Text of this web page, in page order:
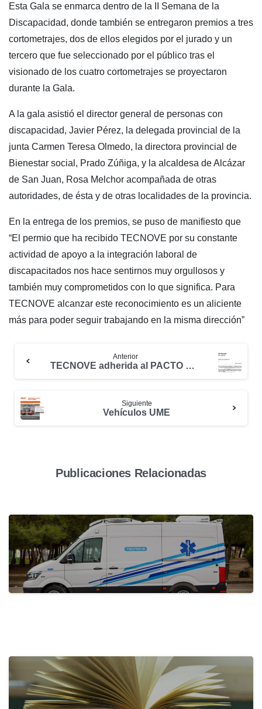
Esta Gala se enmarca dentro de la II Semana de la
Discapacidad, donde también se entregaron premios a tres
cortometrajes, dos de ellos elegidos por el jurado y un
tercero que fue seleccionado por el público tras el
visionado de los cuatro cortometrajes se proyectaron
durante la Gala.
A la gala asistió el director general de personas con
discapacidad, Javier Pérez, la delegada provincial de la
junta Carmen Teresa Olmedo, la directora provincial de
Bienestar social, Prado Zúñiga, y la alcaldesa de Alcázar
de San Juan, Rosa Melchor acompañada de otras
autoridades, de ésta y de otras localidades de la provincia.
En la entrega de los premios, se puso de manifiesto que
“El permio que ha recibido TECNOVE por su constante
actividad de apoyo a la integración laboral de
discapacitados nos hace sentirnos muy orgullosos y
también muy comprometidos con lo que significa. Para
TECNOVE alcanzar este reconocimiento es un aliciente
más para poder seguir trabajando en la misma dirección”
Anterior
TECNOVE adherida al PACTO MUNDIAL
Siguiente
Vehículos UME
Publicaciones Relacionadas
con…
31 de mayo de 2024